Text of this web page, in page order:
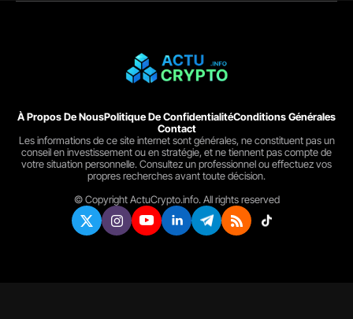
À Propos De NousPolitique De ConfidentialitéConditions Générales
Contact
Les informations de ce site internet sont générales, ne constituent pas un
conseil en investissement ou en stratégie, et ne tiennent pas compte de
votre situation personnelle. Consultez un professionnel ou effectuez vos
propres recherches avant toute décision.
© Copyright ActuCrypto.info. All rights reserved